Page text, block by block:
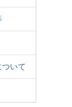
いて